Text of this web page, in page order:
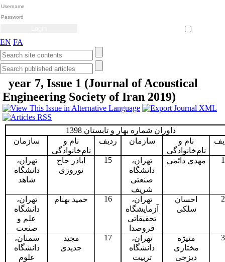
EN FA
year 7, Issue 1 (Journal of Acoustical
Engineering Society of Iran 2019)
داوران شماره بهار و تابستان 1398
نام و
نام‌خانوادگی
سازمان ردیف
نام و
نام‌خانوادگی
سازمان
1 مهدی دائمی
تهران،
دانشگاه
صنعتی
شریف
15
اباذر حاج
نوروزی
تهران،
دانشگاه
شاهد
2
احسان
سلکی
تهران،
آزمایشگاه
تحقیقاتی
فروصدا
16 حمید بهنام
تهران،
دانشگاه
علم و
صنعت
3
منیژه
مختاری
دیزجی
تهران،
دانشگاه
تربیت
17
مجید
جدیدی
سمنان،
دانشگاه
علوم